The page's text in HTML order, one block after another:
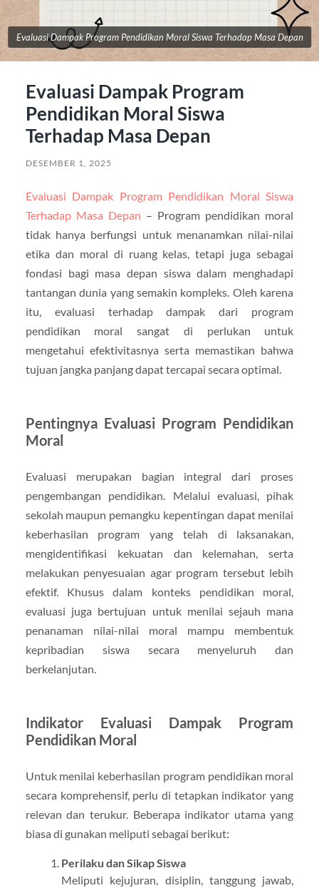
Evaluasi Dampak Program Pendidikan Moral Siswa Terhadap Masa Depan
Evaluasi Dampak Program
Pendidikan Moral Siswa
Terhadap Masa Depan
DESEMBER 1, 2025
Evaluasi Dampak Program Pendidikan Moral Siswa
Terhadap Masa Depan – Program pendidikan moral
tidak hanya berfungsi untuk menanamkan nilai-nilai
etika dan moral di ruang kelas, tetapi juga sebagai
fondasi bagi masa depan siswa dalam menghadapi
tantangan dunia yang semakin kompleks. Oleh karena
itu, evaluasi terhadap dampak dari program
pendidikan moral sangat di perlukan untuk
mengetahui efektivitasnya serta memastikan bahwa
tujuan jangka panjang dapat tercapai secara optimal.
Pentingnya Evaluasi Program Pendidikan
Moral
Evaluasi merupakan bagian integral dari proses
pengembangan pendidikan. Melalui evaluasi, pihak
sekolah maupun pemangku kepentingan dapat menilai
keberhasilan program yang telah di laksanakan,
mengidentifikasi kekuatan dan kelemahan, serta
melakukan penyesuaian agar program tersebut lebih
efektif. Khusus dalam konteks pendidikan moral,
evaluasi juga bertujuan untuk menilai sejauh mana
penanaman nilai-nilai moral mampu membentuk
kepribadian siswa secara menyeluruh dan
berkelanjutan.
Indikator Evaluasi Dampak Program
Pendidikan Moral
Untuk menilai keberhasilan program pendidikan moral
secara komprehensif, perlu di tetapkan indikator yang
relevan dan terukur. Beberapa indikator utama yang
biasa di gunakan meliputi sebagai berikut:
Perilaku dan Sikap Siswa
Meliputi kejujuran, disiplin, tanggung jawab,